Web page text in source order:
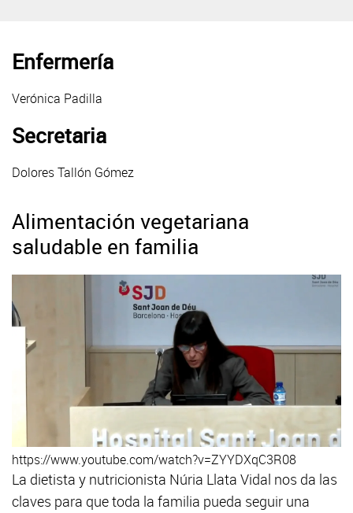
Enfermería​
Verónica Padilla
Secretaria
Dolores Tallón Gómez
Alimentación vegetariana
saludable en familia
https://www.youtube.com/watch?v=ZYYDXqC3R08
La dietista y nutricionista Núria Llata Vidal nos da las
claves para que toda la familia pueda seguir una